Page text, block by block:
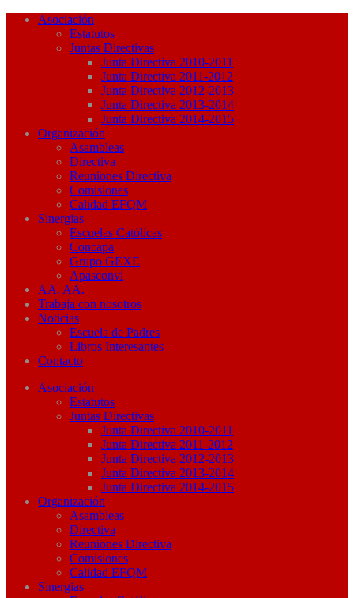
Asociación
Estatutos
Juntas Directivas
Junta Directiva 2010-2011
Junta Directiva 2011-2012
Junta Directiva 2012-2013
Junta Directiva 2013-2014
Junta Directiva 2014-2015
Organización
Asambleas
Directiva
Reuniones Directiva
Comisiones
Calidad EFQM
Sinergias
Escuelas Católicas
Concapa
Grupo GEXE
Apasconvi
AA. AA.
Trabaja con nosotros
Noticias
Escuela de Padres
Libros Interesantes
Contacto
Asociación
Estatutos
Juntas Directivas
Junta Directiva 2010-2011
Junta Directiva 2011-2012
Junta Directiva 2012-2013
Junta Directiva 2013-2014
Junta Directiva 2014-2015
Organización
Asambleas
Directiva
Reuniones Directiva
Comisiones
Calidad EFQM
Sinergias